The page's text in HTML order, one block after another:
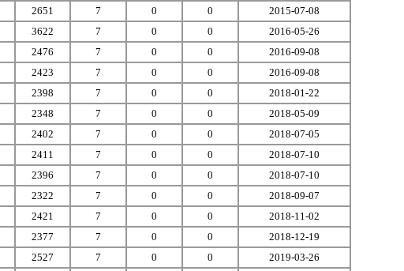
2651 7 0 0 2015-07-08
3622 7 0 0 2016-05-26
2476 7 0 0 2016-09-08
2423 7 0 0 2016-09-08
2398 7 0 0 2018-01-22
2348 7 0 0 2018-05-09
2402 7 0 0 2018-07-05
2411 7 0 0 2018-07-10
2396 7 0 0 2018-07-10
2322 7 0 0 2018-09-07
2421 7 0 0 2018-11-02
2377 7 0 0 2018-12-19
2527 7 0 0 2019-03-26